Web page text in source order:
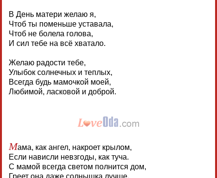
В День матери желаю я,
Чтоб ты поменьше уставала,
Чтоб не болела голова,
И сил тебе на всё хватало.
Желаю радости тебе,
Улыбок солнечных и теплых,
Всегда будь мамочкой моей,
Любимой, ласковой и доброй.
Мама, как ангел, накроет крылом,
Если нависли невзгоды, как туча.
С мамой всегда светом полнится дом,